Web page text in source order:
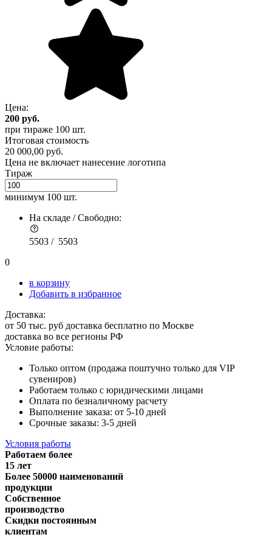
Цена:
200 руб.
при тираже 100 шт.
Итоговая стоимость
20 000,00 руб.
Цена не включает нанесение логотипа
Тираж
минимум 100 шт.
На складе / Свободно:
5503 / 5503
0
в корзину
Добавить в избранное
Доставка:
от 50 тыс. руб доставка бесплатно по Москве
доставка во все регионы РФ
Условие работы:
Только оптом (продажа поштучно только для VIP
сувениров)
Работаем только с юридическими лицами
Оплата по безналичному расчету
Выполнение заказа: от 5-10 дней
Срочные заказы: 3-5 дней
Условия работы
Работаем более
15 лет
Более 50000 наименований
продукции
Собственное
производство
Скидки постоянным
клиентам